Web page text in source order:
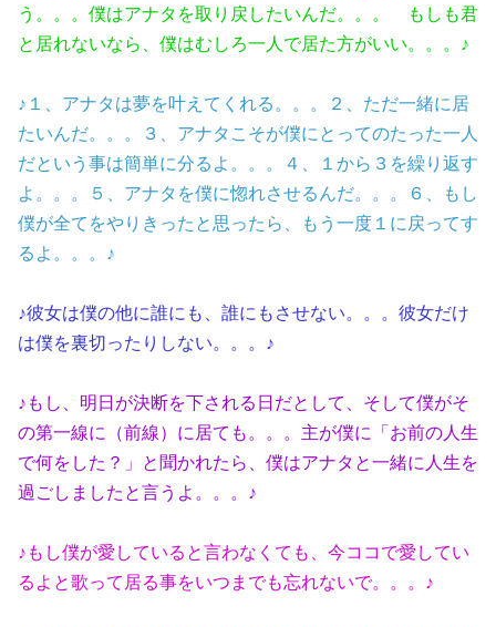
う。。。僕はアナタを取り戻したいんだ。。。 もしも君
と居れないなら、僕はむしろ一人で居た方がいい。。。♪
♪１、アナタは夢を叶えてくれる。。。２、ただ一緒に居
たいんだ。。。３、アナタこそが僕にとってのたった一人
だという事は簡単に分るよ。。。４、１から３を繰り返す
よ。。。５、アナタを僕に惚れさせるんだ。。。６、もし
僕が全てをやりきったと思ったら、もう一度１に戻ってす
るよ。。。♪
♪彼女は僕の他に誰にも、誰にもさせない。。。彼女だけ
は僕を裏切ったりしない。。。♪
♪もし、明日が決断を下される日だとして、そして僕がそ
の第一線に（前線）に居ても。。。主が僕に「お前の人生
で何をした？」と聞かれたら、僕はアナタと一緒に人生を
過ごしましたと言うよ。。。♪
♪もし僕が愛していると言わなくても、今ココで愛してい
るよと歌って居る事をいつまでも忘れないで。。。♪